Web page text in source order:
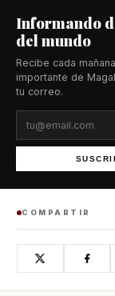
Informando
del mundo
Recibe cada
importante de
tu correo.
COMPARTIR